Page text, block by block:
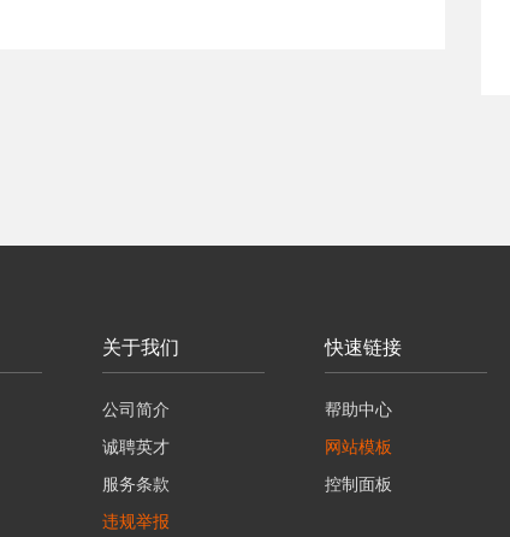
关于我们
公司简介
诚聘英才
服务条款
违规举报
快速链接
帮助中心
网站模板
控制面板